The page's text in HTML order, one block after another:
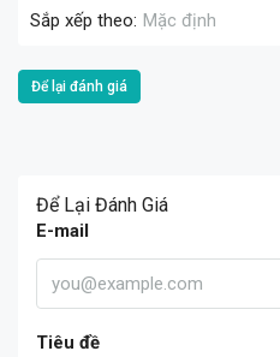
Sắp xếp theo: Mặc định
Để lại đánh giá
Để Lại Đánh Giá
E-mail
Tiêu đề